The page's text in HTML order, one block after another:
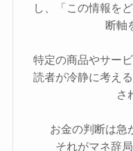
し、「この情報を
断軸
特定の商品やサー
読者が冷静に考え
さ
お金の判断は急
それがマネ辞